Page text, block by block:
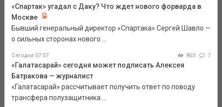
«Спартак» угадал с Даку? Что ждет нового форварда в
Москве
Бывший генеральный директор «Спартака» Сергей Шавло —
о сильных сторонах нового ...
Сегодня 07:07 863 7
«Галатасарай» сегодня может подписать Алексея
Батракова — журналист
«Галатасарай» рассчитывает получить ответ по поводу
трансфера полузащитника ...